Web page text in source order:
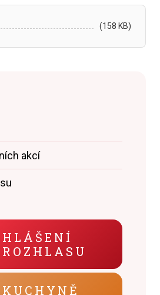
(158 KB)
akcí
HLÁŠENÍ
ROZHLASU
KUCHYNĚ